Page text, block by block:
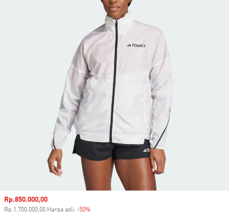
Harga penjualan
Rp.850.000,00
Rp.1.700.000,00 Harga asli -50%